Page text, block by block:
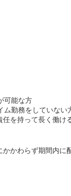
可能な方
ム勤務をしていない
を持って長く働け
かかわらず期間内に